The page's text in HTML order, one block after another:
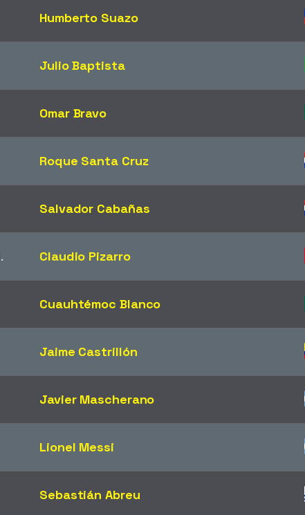
Humberto Suazo
Julio Baptista
Omar Bravo
Roque Santa Cruz
Salvador Cabañas
Claudio Pizarro
Cuauhtémoc Blanco
Jaime Castrillón
Javier Mascherano
Lionel Messi
Sebastián Abreu